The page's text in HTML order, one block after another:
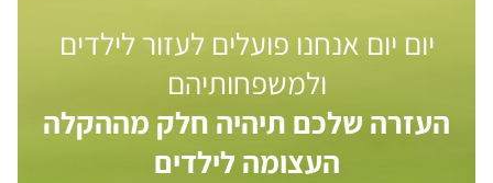
יום יום אנחנו פועלים לעזור לילדים
ולמשפחותיהם
העזרה שלכם תיהיה חלק מההקלה
העצומה לילדים